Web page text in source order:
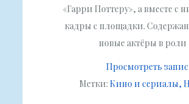
«Гарри Поттеру», а вместе с
кадры с площадки.
новые актёры в
Просмотреть
Метки:Кино и сериалы